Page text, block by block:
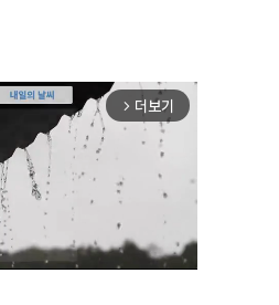
arrow_forward_ios 더보기